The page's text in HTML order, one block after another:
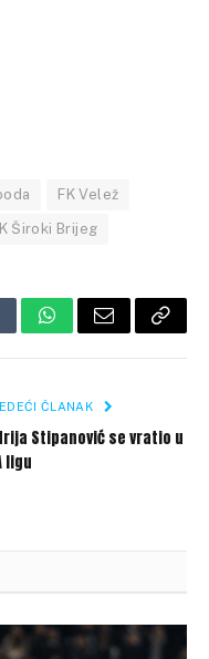
FK Velež
Široki Brijeg
WhatsApp
Email Copy
ČLANAK
Stipanović se vratio u
ligu